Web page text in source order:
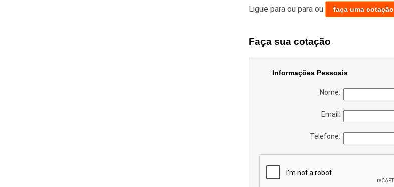
Ligue para ou para ou faça uma cotação
Faça sua cotação
Informações Pessoais
Nome:
Email:
Telefone: